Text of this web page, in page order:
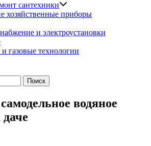
сантехники
хозяйственные приборы
и электроустановки
газовые технологии
водяное